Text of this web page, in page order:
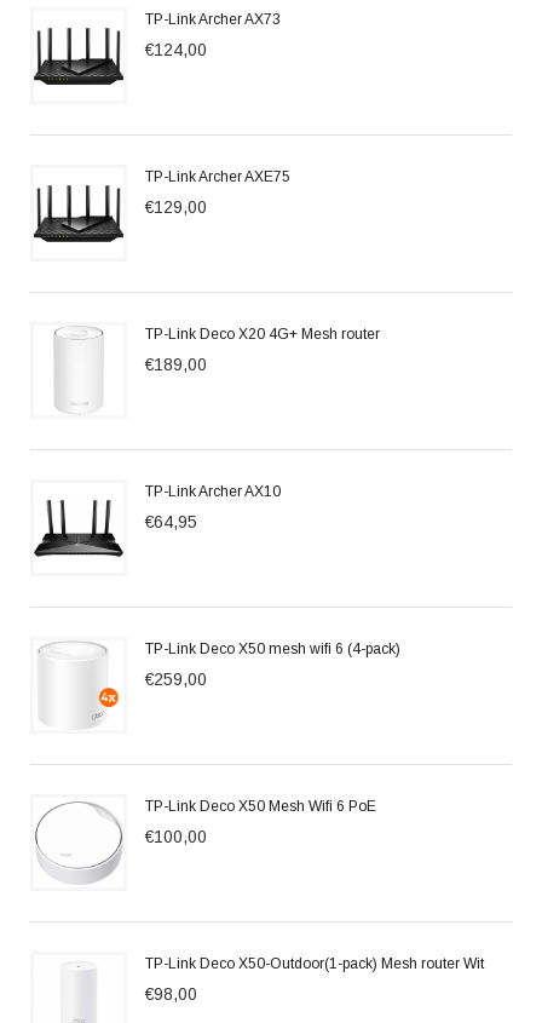
TP-Link Archer AX73
€124,00
TP-Link Archer AXE75
€129,00
TP-Link Deco X20 4G+ Mesh router
€189,00
TP-Link Archer AX10
€64,95
TP-Link Deco X50 mesh wifi 6 (4-pack)
€259,00
TP-Link Deco X50 Mesh Wifi 6 PoE
€100,00
TP-Link Deco X50-Outdoor(1-pack) Mesh router Wit
€98,00